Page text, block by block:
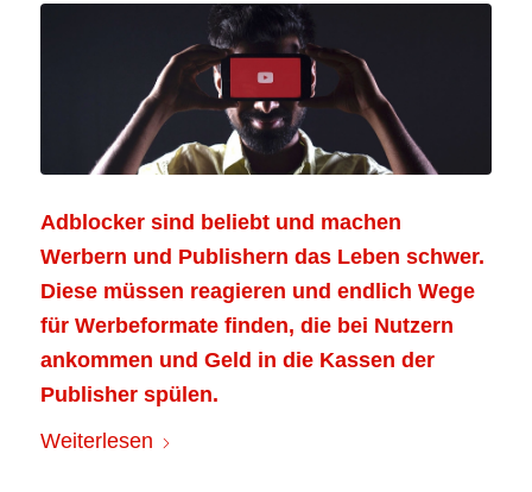
Adblocker sind beliebt und machen
Werbern und Publishern das Leben schwer.
Diese müssen reagieren und endlich Wege
für Werbeformate finden, die bei Nutzern
ankommen und Geld in die Kassen der
Publisher spülen.
Weiterlesen